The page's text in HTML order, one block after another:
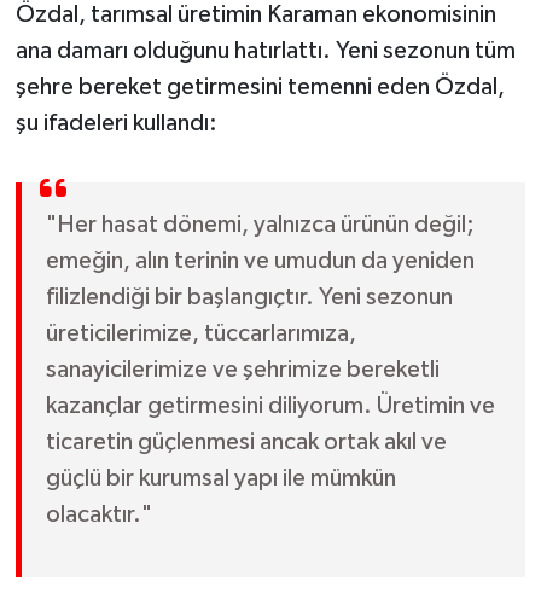
Özdal, tarımsal üretimin Karaman ekonomisinin
ana damarı olduğunu hatırlattı. Yeni sezonun tüm
şehre bereket getirmesini temenni eden Özdal,
şu ifadeleri kullandı:
"Her hasat dönemi, yalnızca ürünün değil;
emeğin, alın terinin ve umudun da yeniden
filizlendiği bir başlangıçtır. Yeni sezonun
üreticilerimize, tüccarlarımıza,
sanayicilerimize ve şehrimize bereketli
kazançlar getirmesini diliyorum. Üretimin ve
ticaretin güçlenmesi ancak ortak akıl ve
güçlü bir kurumsal yapı ile mümkün
olacaktır."